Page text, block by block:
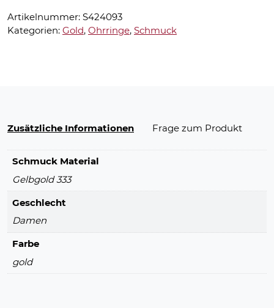
Artikelnummer: S424093
Kategorien: Gold, Ohrringe, Schmuck
Zusätzliche Informationen Frage zum Produkt
Schmuck Material
Gelbgold 333
Geschlecht
Damen
Farbe
gold